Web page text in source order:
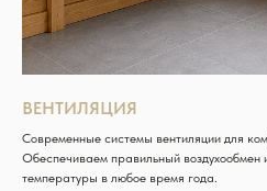
ВЕНТИЛЯЦИЯ
Современные системы вентиляции для
Обеспечиваем правильный воздухообмен
температуры в любое время года.